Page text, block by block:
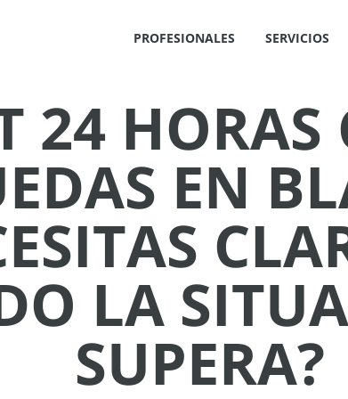
PROFESIONALES SERVICIOS
24
EN
LA
SUPERA?
✕